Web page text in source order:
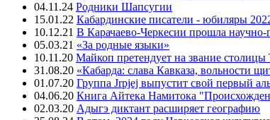
04.11.24 Родники Шапсугии
15.01.22 Кабардинские писатели - юбиляры
10.12.21 В Карачаево-Черкесии прошла научно-
05.03.21 «За родные языки»
10.11.20 Майкоп претендует на звание столицы
31.08.20 «Кабарда: слава Кавказа, вольности
01.07.20 Группа Jrpjej выпустит свой первый
04.06.20 Книга Айтека Намитока
02.03.20 Адыгэ диктант расширяет географию